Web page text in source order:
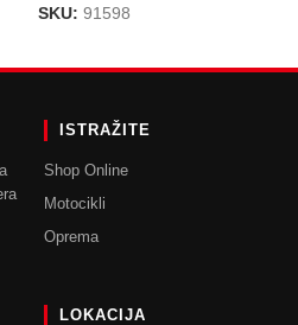
SKU: 91598
ISTRAŽITE
Shop Online
Motocikli
Oprema
LOKACIJA